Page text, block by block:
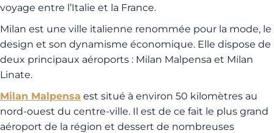
voyage entre l’Italie et la France.
Milan est une ville italienne renommée pour la mode, le
design et son dynamisme économique. Elle dispose de
deux principaux aéroports : Milan Malpensa et Milan
Linate.
Milan Malpensa est situé à environ 50 kilomètres au
nord-ouest du centre-ville. Il est de ce fait le plus grand
aéroport de la région et dessert de nombreuses